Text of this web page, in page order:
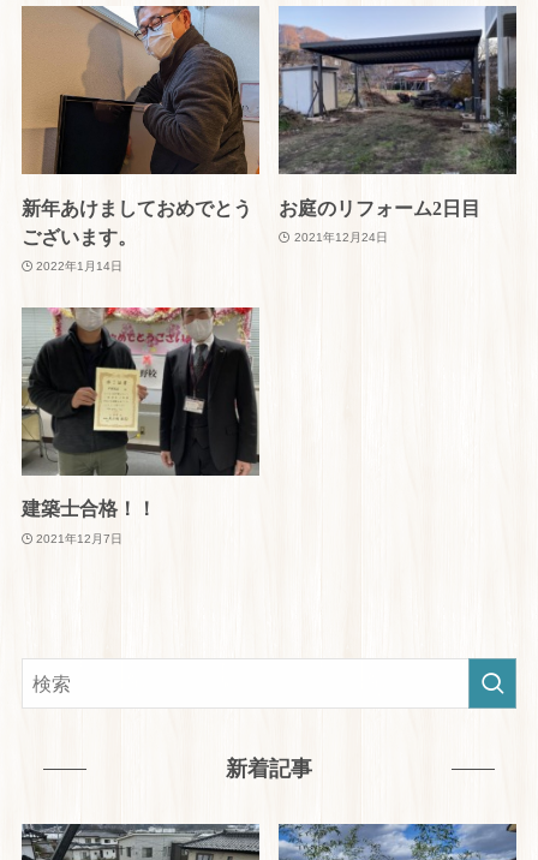
新年あけましておめでとう
ございます。
2022年1月14日
お庭のリフォーム2日目
2021年12月24日
建築士合格！！
2021年12月7日
新着記事